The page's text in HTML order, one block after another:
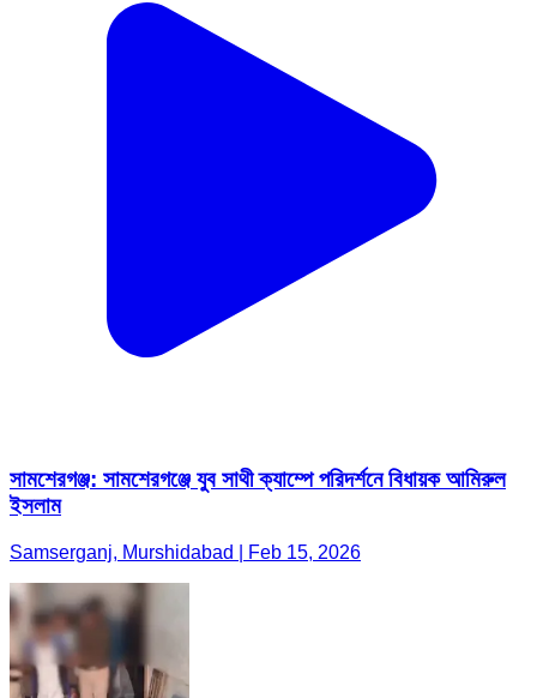
সামশেরগঞ্জ: সামশেরগঞ্জে যুব সাথী ক্যাম্পে পরিদর্শনে বিধায়ক আমিরুল
ইসলাম
Samserganj, Murshidabad | Feb 15, 2026